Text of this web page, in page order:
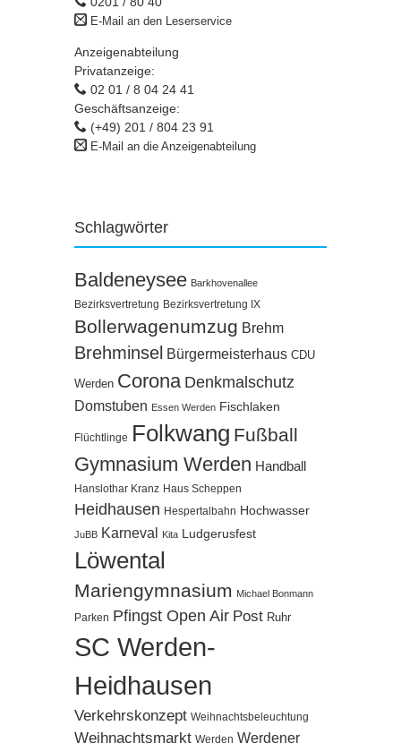
E-Mail an den Leserservice
Anzeigenabteilung
Privatanzeige:
02 01 / 8 04 24 41
Geschäftsanzeige:
(+49) 201 / 804 23 91
E-Mail an die Anzeigenabteilung
Schlagwörter
Baldeneysee Barkhovenallee
Bezirksvertretung Bezirksvertretung IX
Bollerwagenumzug Brehm
Brehminsel Bürgermeisterhaus CDU
Werden Corona Denkmalschutz
Domstuben Essen Werden Fischlaken
Flüchtlinge Folkwang Fußball
Gymnasium Werden Handball
Hanslothar Kranz Haus Scheppen
Heidhausen Hespertalbahn Hochwasser
JuBB Karneval Kita Ludgerusfest
Löwental
Mariengymnasium Michael Bonmann
Parken Pfingst Open Air Post Ruhr
SC Werden-
Heidhausen
Verkehrskonzept Weihnachtsbeleuchtung
Weihnachtsmarkt Werden Werdener